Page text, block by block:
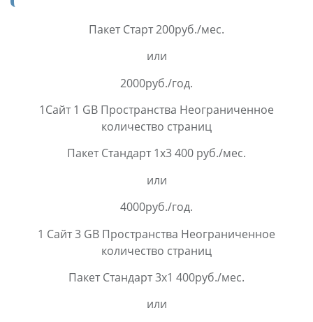
Пакет Старт 200руб./мес.
или
2000руб./год.
1Сайт 1 GB Пространства Неограниченное
количество страниц
Пакет Стандарт 1x3 400 руб./мес.
или
4000руб./год.
1 Сайт 3 GB Пространства Неограниченное
количество страниц
Пакет Стандарт 3x1 400руб./мес.
или